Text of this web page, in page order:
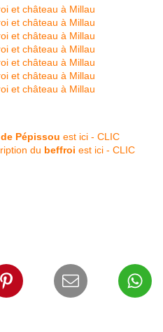
Pépissou est ici - CLIC
du beffroi est ici - CLIC